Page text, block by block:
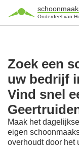
Onderdeel van
Zoek een
uw bedrijf
Vind snel
Maak het
eigen
overhoudt door het